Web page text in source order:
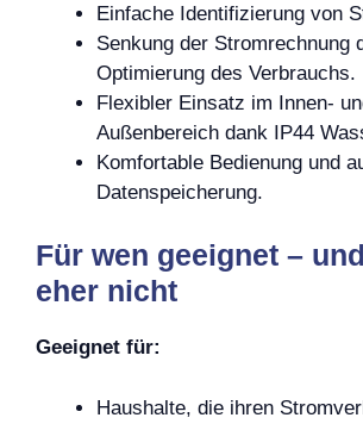
Einfache Identifizierung von
Senkung der Stromrechnung
Optimierung des Verbrauchs.
Flexibler Einsatz im Innen-
Außenbereich dank IP44
Komfortable Bedienung und
Datenspeicherung.
Für wen geeignet –
eher nicht
Geeignet für:
Haushalte, die ihren